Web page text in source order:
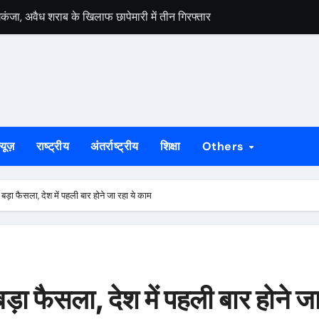
अवैध शराब के खिलाफ छापेमारी में तीन गिरफ्तार
का बांटा मुआवजा, 35 पीड़ितों को मिली राहत राशि
अभियान की बस को दिखाई हरी झंडी
मुठभेड़ में आरोपी के पैर में लगी गोली
फार्म एरिया हाई स्कूल में पैरेंटिंग वर्कशॉप
राष्ट्रीय अंतर्राष्ट्रीय शिक्षा Others
फैसला, देश में पहली बार होने जा रहा ये काम
फैसला, देश में पहली बार होने